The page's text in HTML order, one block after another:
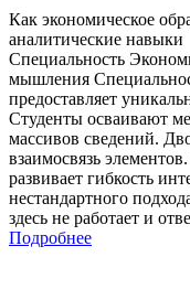
Как экономическое
аналитические навыки
Специальность
мышления
предоставляет
Студенты осваивают
массивов сведений.
взаимосвязь
развивает гибкость
нестандартного
здесь не работает и
Подробнее